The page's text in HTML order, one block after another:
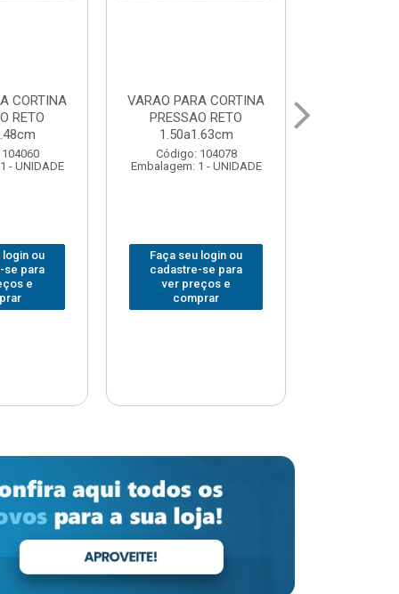
CORTINA
RETO
- UNIDADE
login ou
se para
e
VARAL PARA TETO
MAXEB ACO 1.40m
Código: 104086
Embalagem: 1 - UNIDADE
Faça seu login ou
cadastre-se para
ver preços e
comprar